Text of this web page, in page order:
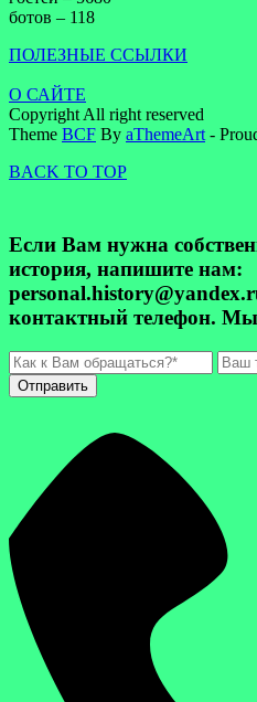
ботов – 118
ПОЛЕЗНЫЕ ССЫЛКИ
О САЙТЕ
Copyright All right reserved
Theme BCF By aThemeArt -
BACK TO TOP
Если Вам нужна
история, напишите нам:
контактный телефон.
Отправить